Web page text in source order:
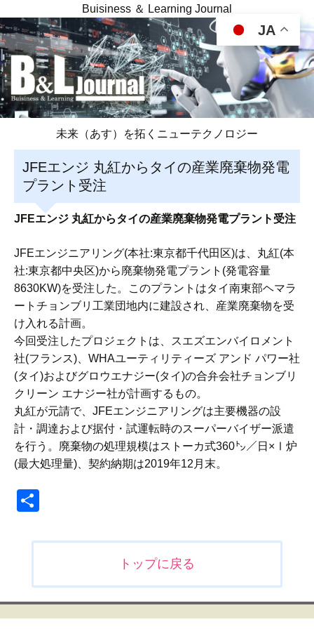
Buisiness ＆ Learning Journal
未来（あす）を拓くニューテクノロジー
JFEエンジ 丸紅からタイの産業廃棄物発電
プラント受注
JFEエンジ 丸紅からタイの産業廃棄物発電プラント受注
JFEエンジニアリング(本社:東京都千代田区)は、丸紅(本
社:東京都中央区)から廃棄物発電プラント(発電容量
8630KW)を受注した。このプラントはタイ南東部ヘマラ
ートチョンブリ工業団地内に建設され、産業廃棄物を受
け入れる計画。
今回受注したプロジェクトは、スエズエンバイロメント
社(フランス)、WHAユーティリティーズ アンド パワー社
(タイ)およびグロウエナジー(タイ)の合弁会社チョンブリ
クリーン エナジー社が計画するもの。
丸紅が元請で、JFEエンジニアリングは主要機器の設
計・調達および据付・試運転時のスーパーバイザー派遣
を行う。廃棄物の処理規模はストーカ式360㌧／日×Ⅰ炉
(最大処理量)、契約納期は2019年12月末。
ビ
ゲ
トップに戻る
JA